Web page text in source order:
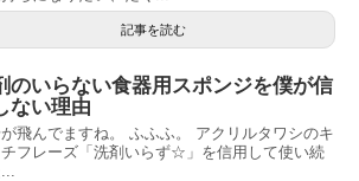
記事を読む
のいらない食器用スポンジを僕が信
ない理由
飛んでますね。 ふふふ。 アクリルタワシのキ
チフレーズ「洗剤いらず☆」を信用して使い続